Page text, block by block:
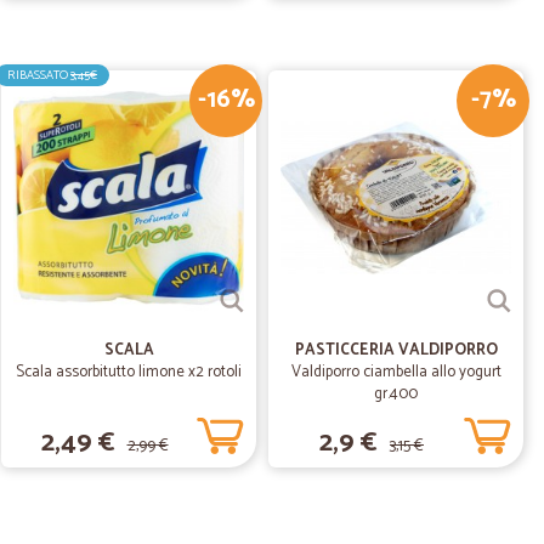
15/02/2019
(birre avvolte singolarmente nel pluriball, altri
confezioni di farina e biscotti arrivate intatte).
Buoni i formaggi. Parere personale: aumentare
biologici.
-16%
RIBASSATO3,45€
SCALA
Scala assorbitutto limone x2 rotoli
2,49 € 2,99 €
-7%
PASTICCERIA VALDIPORRO
Valdiporro ciambella allo yogurt
gr.400
2,9 € 3,15 €